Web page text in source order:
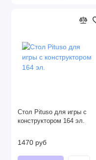
Стол Pituso для игры с
конструктором 164 эл.
1470 руб